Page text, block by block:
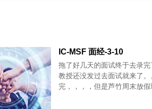
IC-MSF 面经-3-10
拖了好几天的面试终于去录
教授还没发过去面试就来了
完，，，，但是芦竹周末放